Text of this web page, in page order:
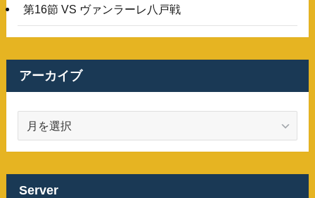
第16節 VS ヴァンラーレ八戸戦
アーカイブ
カ
イ
ブ
Server